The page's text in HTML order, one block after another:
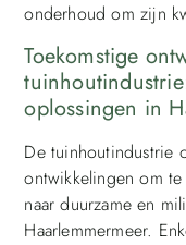
onderhoud om zijn
Toekomstige
oplossingen in
De tuinhoutindustrie
ontwikkelingen om
naar duurzame en
Haarlemmermeer.